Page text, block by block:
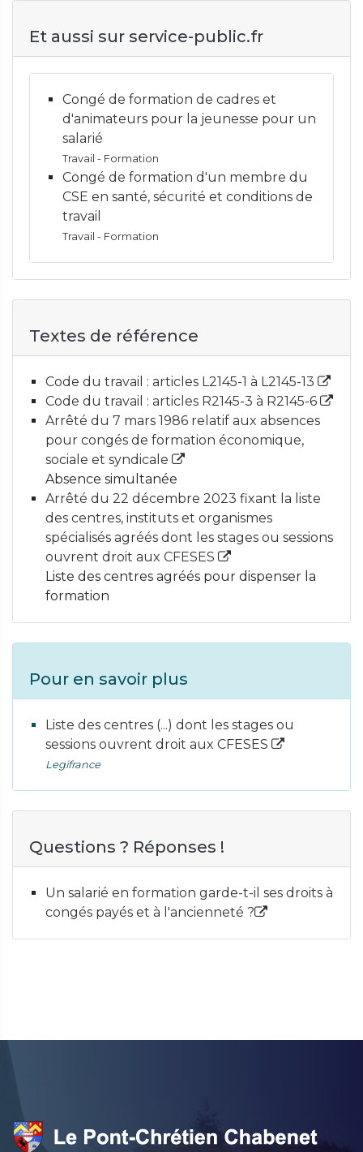
Et aussi sur service-public.fr
Congé de formation de cadres et
d'animateurs pour la jeunesse pour un
salarié
Travail - Formation
Congé de formation d'un membre du
CSE en santé, sécurité et conditions de
travail
Travail - Formation
Textes de référence
Code du travail : articles L2145-1 à L2145-13
Code du travail : articles R2145-3 à R2145-6
Arrêté du 7 mars 1986 relatif aux absences
pour congés de formation économique,
sociale et syndicale
Absence simultanée
Arrêté du 22 décembre 2023 fixant la liste
des centres, instituts et organismes
spécialisés agréés dont les stages ou sessions
ouvrent droit aux CFESES
Liste des centres agréés pour dispenser la
formation
Pour en savoir plus
Liste des centres (...) dont les stages ou
sessions ouvrent droit aux CFESES
Legifrance
Questions ? Réponses !
Un salarié en formation garde-t-il ses droits à
congés payés et à l'ancienneté ?